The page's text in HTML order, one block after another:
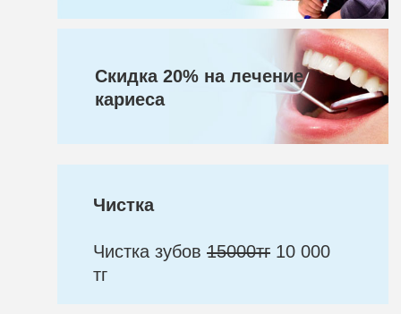
Cкидка 20% на лечение
кариеса
Чистка
Чистка зубов 15000тг 10 000
тг